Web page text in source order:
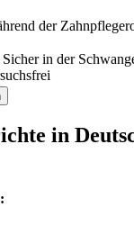
der
in der
in